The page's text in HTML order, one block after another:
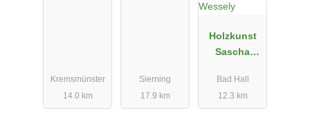
Kremsmünster
14.0 km
Sierning
17.9 km
Holzkunst
Sascha
Bad Hall
12.3 km